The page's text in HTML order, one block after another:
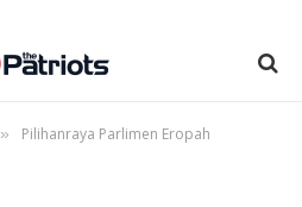
» Pilihanraya Parlimen Eropah